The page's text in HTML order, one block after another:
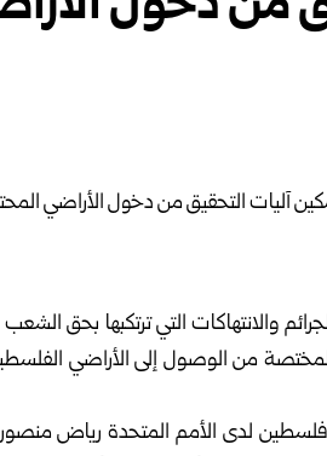
والانتهاكات التي ترتكبها بحق
من الوصول إلى الأراضي
فلسطين لدى الأمم المتحدة رياض